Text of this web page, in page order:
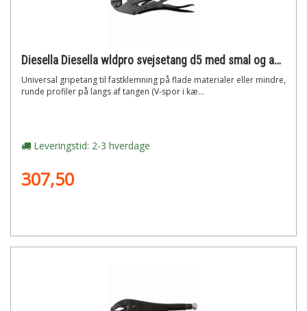
Diesella Diesella wldpro svejsetang d5 med smal og aflang tryksko (230mm/9)"
Universal gripetang til fastklemning på flade materialer eller mindre,
runde profiler på langs af tangen (V-spor i kæ...
Leveringstid: 2-3 hverdage
307,50